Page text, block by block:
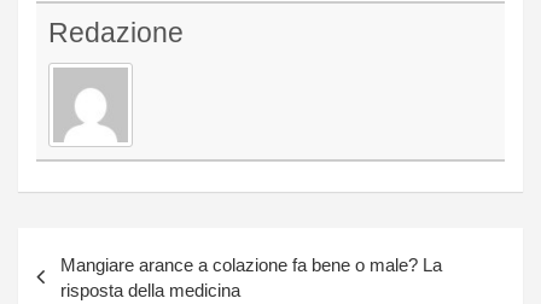
Redazione
articoli
Mangiare arance a colazione fa bene o male? La
risposta della medicina